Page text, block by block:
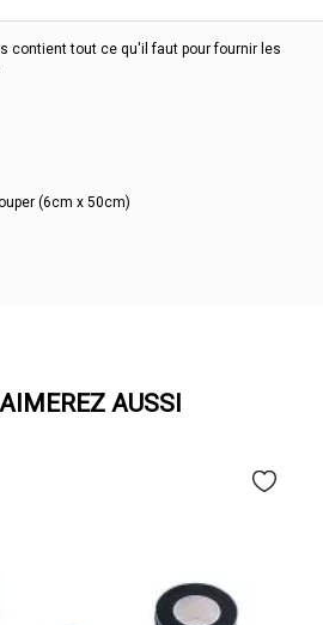
contient tout ce qu'il faut pour fournir les
(6cm x 50cm)
AUSSI